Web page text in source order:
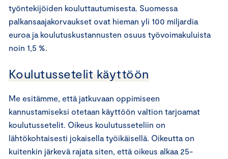
työntekijöiden kouluttautumisesta. Suomessa
palkansaajakorvaukset ovat hieman yli 100 miljardia
euroa ja koulutuskustannusten osuus työvoimakuluista
noin 1,5 %.
Koulutussetelit käyttöön
Me esitämme, että jatkuvaan oppimiseen
kannustamiseksi otetaan käyttöön valtion tarjoamat
koulutussetelit. Oikeus koulutusseteliin on
lähtökohtaisesti jokaisella työikäisellä. Oikeutta on
kuitenkin järkevä rajata siten, että oikeus alkaa 25-